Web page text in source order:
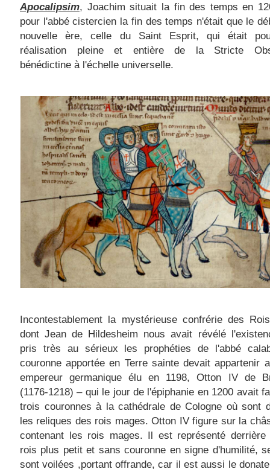
Apocalipsim, Joachim situait la fin des temps en
pour l'abbé cistercien la fin des temps n'était que le
nouvelle ère, celle du Saint Esprit, qui était
réalisation pleine et entière de la Stricte
bénédictine à l'échelle universelle.
Incontestablement la mystérieuse confrérie des
dont Jean de Hildesheim nous avait révélé
pris très au sérieux les prophéties de l'abbé
couronne apportée en Terre sainte devait appartenir
empereur germanique élu en 1198, Otton IV de
(1176-1218) – qui le jour de l'épiphanie en 1200 avait
trois couronnes à la cathédrale de Cologne où sont
les reliques des rois mages. Otton IV figure sur la
contenant les rois mages. Il est représenté
rois plus petit et sans couronne en signe d'humilité,
sont voilées ,portant offrande, car il est aussi le